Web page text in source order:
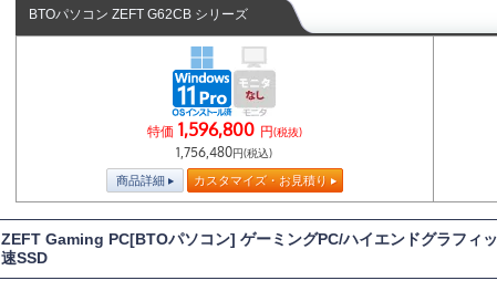
BTOパソコン ZEFT G62CB シリーズ
特価 1,596,800 円(税抜)
1,756,480円(税込)
商品詳細 カスタマイズ・お見積り
ZEFT Gaming PC[BTOパソコン] ゲーミングPC/ハイエンドグラフィ
速SSD